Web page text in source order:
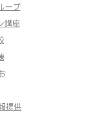
ープ
講座
提供